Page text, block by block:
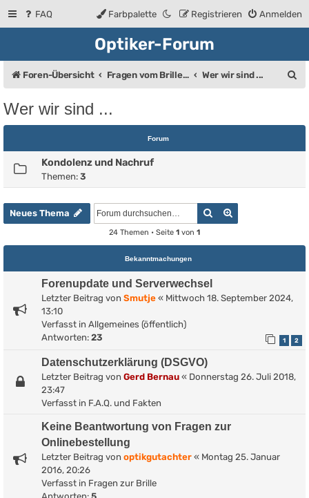
FAQ Anmelden
Registrieren
Farbpalette
Optiker-Forum
Foren-Übersicht Fragen vom Brillenträger an den Augenoptiker Wer wir sind ...
e
Wer wir sind ...
Forum
Kondolenz und Nachruf
Themen: 3
Neues Thema Suche
24 Themen • Seite 1 von 1
Bekanntmachungen
Forenupdate und Serverwechsel
Letzter Beitrag von Smutje « Mittwoch 18. September 2024,
13:10
Verfasst in Allgemeines (öffentlich)
Antworten: 23 1 2
Datenschutzerklärung (DSGVO)
Letzter Beitrag von Gerd Bernau « Donnerstag 26. Juli 2018,
23:47
Verfasst in F.A.Q. und Fakten
Keine Beantwortung von Fragen zur
Onlinebestellung
Letzter Beitrag von optikgutachter « Montag 25. Januar
2016, 20:26
Verfasst in Fragen zur Brille